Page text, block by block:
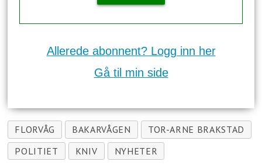
Allerede abonnent? Logg inn her
Gå til min side
FLORVÅG BAKARVÅGEN
TOR-ARNE BRAKSTAD
POLITIET
KNIV NYHETER